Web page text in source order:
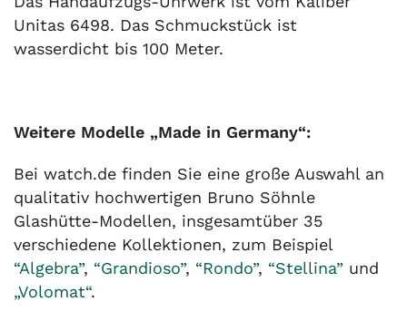
Unitas 6498. Das Schmuckstück ist
wasserdicht bis 100 Meter.
Weitere Modelle „Made in Germany“:
Bei watch.de finden Sie eine große Auswahl an
qualitativ hochwertigen Bruno Söhnle
Glashütte-Modellen, insgesamtüber 35
verschiedene Kollektionen, zum Beispiel
“Algebra”, “Grandioso”, “Rondo”, “Stellina” und
„Volomat“.